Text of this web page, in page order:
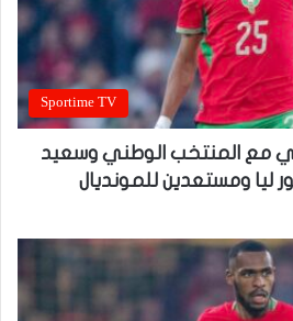
Sportime TV
مع المنتخب الوطني وسعيد
ليا ومستعدين للمونديال